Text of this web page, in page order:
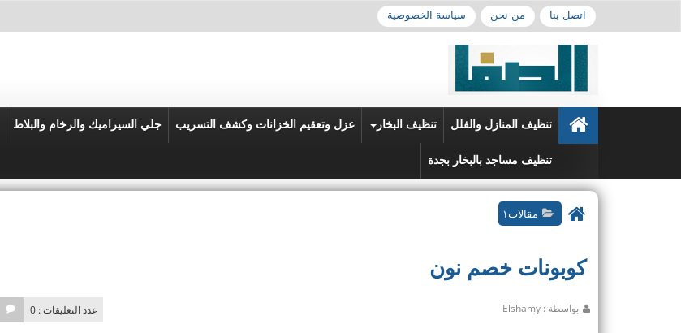
اتصل بنا من نحن سياسة الخصوصية
تنظيف المنازل والفلل تنظيف البخار عزل وتعقيم الخزانات وكشف التسريب جلي السيراميك والرخام والبلاط
تنظيف مساجد بالبخار بجدة
مقالات١
كوبونات خصم نون
عدد التعليقات : 0 بواسطة : Elshamy